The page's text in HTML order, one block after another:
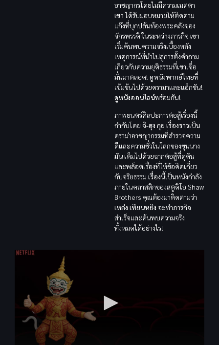
อาชญากรโดยไม่มีความเมตตา
เขาได้รับมอบหมายให้ติดตาม
แก๊งที่บุกปล้นท้องพระคลังของ
จักรพรรดิในระหว่างภารกิจ เขา
เริ่มค้นพบความจริงเบื้องหลัง
เหตุการณ์ที่นำไปสู่การตั้งคำถาม
เกี่ยวกับความยุติธรรมที่เขาเชื่อ
มั่นมาตลอด! ดูหนังพากย์ไทยที่
เข้มข้นไปด้วยดราม่าและแอ็กชัน!
ดูหนังออนไลน์พร้อมกัน!
ภาพยนตร์ศิลปะการต่อสู้เรื่องนี้
กำกับโดย จิ-ฮุง กุย เรื่องราวเป็น
ดราม่าอาชญากรรมที่สำรวจความ
ดีและความชั่วในโลกของขุนนาง
มัน เต็มไปด้วยฉากต่อสู้ที่ดุดัน
และพล็อตเรื่องที่ให้ข้อคิดเกี่ยว
กับจริยธรรม เรื่องนี้เป็นหนังกำลัง
ภายในคลาสสิกของสตูดิโอ Shaw
Brothers คุณต้องมาติดตามว่า
เหล่ง เทียนหยิง จะทำภารกิจ
สำเร็จและค้นพบความจริง
ทั้งหมดได้อย่างไร!